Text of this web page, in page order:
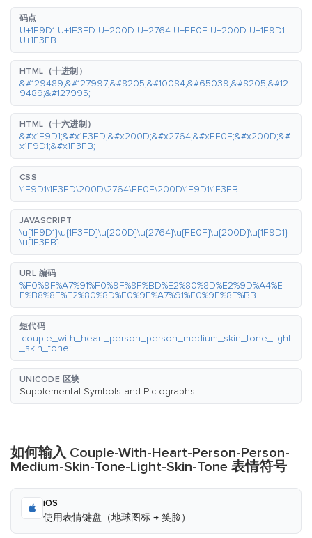
码点
U+1F9D1 U+1F3FD U+200D U+2764 U+FE0F U+200D U+1F9D1
U+1F3FB
HTML（十进制）
&#129489;&#127997;&#8205;&#10084;&#65039;&#8205;&#12
9489;&#127995;
HTML（十六进制）
&#x1F9D1;&#x1F3FD;&#x200D;&#x2764;&#xFE0F;&#x200D;&#
x1F9D1;&#x1F3FB;
CSS
\1F9D1\1F3FD\200D\2764\FE0F\200D\1F9D1\1F3FB
JAVASCRIPT
\u{1F9D1}\u{1F3FD}\u{200D}\u{2764}\u{FE0F}\u{200D}\u{1F9D1}
\u{1F3FB}
URL 编码
%F0%9F%A7%91%F0%9F%8F%BD%E2%80%8D%E2%9D%A4%E
F%B8%8F%E2%80%8D%F0%9F%A7%91%F0%9F%8F%BB
短代码
:couple_with_heart_person_person_medium_skin_tone_light
_skin_tone:
UNICODE 区块
Supplemental Symbols and Pictographs
如何输入 Couple-With-Heart-Person-Person-
Medium-Skin-Tone-Light-Skin-Tone 表情符号
iOS
使用表情键盘（地球图标 → 笑脸）